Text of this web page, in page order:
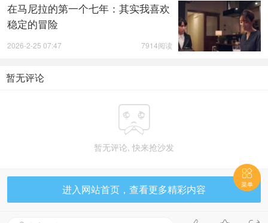
在马尼拉的第一个七年：其实我喜欢
稳定的冒险
7914阅读
2026-2-25 07:47
暂无评论

暂无评论, 快来抢沙发
进入网站首页，查看更多精彩内容

菜单